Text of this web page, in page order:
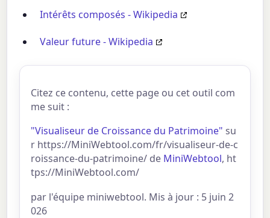
Intérêts composés - Wikipedia
Valeur future - Wikipedia
Citez ce contenu, cette page ou cet outil com
me suit :
"Visualiseur de Croissance du Patrimoine" su
r https://MiniWebtool.com/fr/visualiseur-de-c
roissance-du-patrimoine/ de MiniWebtool, ht
tps://MiniWebtool.com/
par l'équipe miniwebtool. Mis à jour : 5 juin 2
026